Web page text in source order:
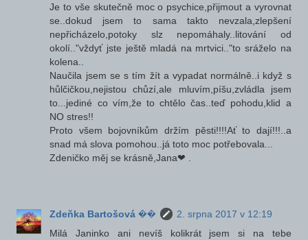
Je to vše skutečně moc o psychice,přijmout a vyrovnat
se..dokud jsem to sama takto nevzala,zlepšení
nepřicházelo,potoky slz nepomáhaly..litování od
okolí.."vždyť jste ještě mladá na mrtvici.."to sráželo na
kolena..
Naučila jsem se s tím žít a vypadat normálně..i když s
hůlčičkou,nejistou chůzí,ale mluvím,píšu,zvládla jsem
to...jediné co vím,že to chtělo čas..teď pohodu,klid a
NO stres!!
Proto všem bojovníkům držím pěsti!!!!Ať to dají!!!..a
snad má slova pomohou..já toto moc potřebovala...
Zdeničko měj se krásně,Jana❤ .
Zdeňka Bartošová ��
2. srpna 2017 v 12:19
Milá Janinko ani nevíš kolikrát jsem si na tebe